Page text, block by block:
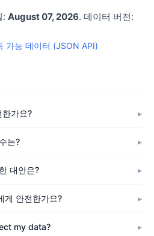
: August 07, 2026. 데이터 버전:
가능 데이터 (JSON API)
가요?
는?
대안은?
안전한가요?
my data?